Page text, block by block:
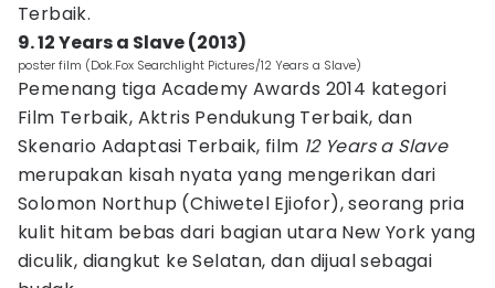
Terbaik.
9. 12 Years a Slave (2013)
poster film (Dok.Fox Searchlight Pictures/12 Years a Slave)
Pemenang tiga Academy Awards 2014 kategori
Film Terbaik, Aktris Pendukung Terbaik, dan
Skenario Adaptasi Terbaik, film 12 Years a Slave
merupakan kisah nyata yang mengerikan dari
Solomon Northup (Chiwetel Ejiofor), seorang pria
kulit hitam bebas dari bagian utara New York yang
diculik, diangkut ke Selatan, dan dijual sebagai